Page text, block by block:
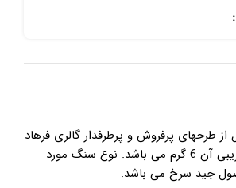
طرحهای پرفروش و پرطرفدار گالری فرهاد
می باشد که وزن تقریبی آن 6 گرم می باشد. نوع سنگ مورد
جید سرخ می باشد.